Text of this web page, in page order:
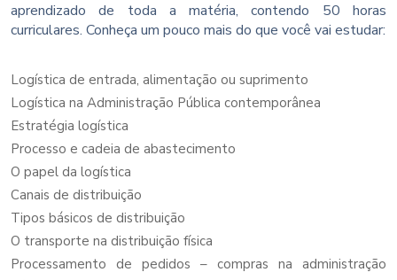
aprendizado de toda a matéria, contendo 50 horas
curriculares. Conheça um pouco mais do que você vai estudar:
Logística de entrada, alimentação ou suprimento
Logística na Administração Pública contemporânea
Estratégia logística
Processo e cadeia de abastecimento
O papel da logística
Canais de distribuição
Tipos básicos de distribuição
O transporte na distribuição física
Processamento de pedidos – compras na administração